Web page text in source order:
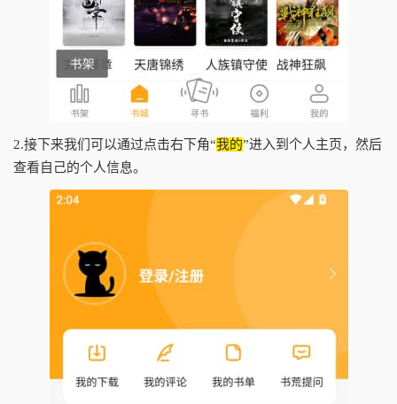
2.接下来我们可以通过点击右下角“我的”进入到个人主页，然后
查看自己的个人信息。